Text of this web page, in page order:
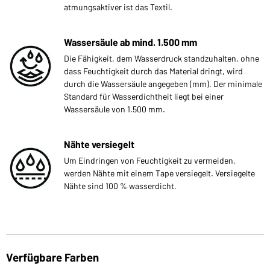
atmungsaktiver ist das Textil.
Wassersäule ab mind. 1.500 mm
Die Fähigkeit, dem Wasserdruck standzuhalten, ohne
dass Feuchtigkeit durch das Material dringt, wird
durch die Wassersäule angegeben (mm). Der minimale
Standard für Wasserdichtheit liegt bei einer
Wassersäule von 1.500 mm.
Nähte versiegelt
Um Eindringen von Feuchtigkeit zu vermeiden,
werden Nähte mit einem Tape versiegelt. Versiegelte
Nähte sind 100 % wasserdicht.
Verfügbare Farben